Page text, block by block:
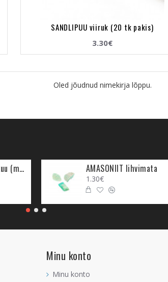
SANDLIPUU viiruk (20 tk pakis)
3.30€
Oled jõudnud nimekirja lõppu.
AMASONIIT ripats poolkuu (metall) AMASONIIT lihvimata
1.30€
Minu konto
Minu konto